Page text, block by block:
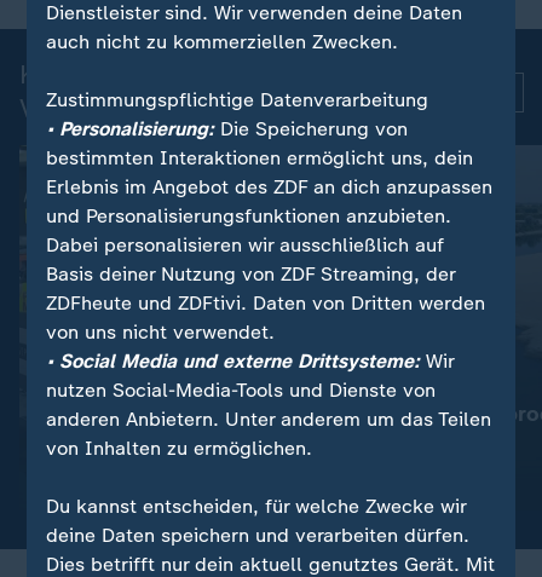
Kurznachrichten: Aktuelle
Videos
Für Reisende aus Italien
Spanien führt
Grenzkontrollen ein
Wassermangel im Po
Italien:
Dienstleister sind. Wir verwenden deine Daten
auch nicht zu kommerziellen Zwecken.
Zustimmungspflichtige Datenverarbeitung
• Personalisierung:Die Speicherung von
bestimmten Interaktionen ermöglicht uns, dein
Erlebnis im Angebot des ZDF an dich anzupassen
und Personalisierungsfunktionen anzubieten.
Dabei personalisieren wir ausschließlich auf
Basis deiner Nutzung von ZDF Streaming, der
ZDFheute und ZDFtivi. Daten von Dritten werden
von uns nicht verwendet.
• Social Media und externe Drittsysteme:Wir
nutzen Social-Media-Tools und Dienste von
anderen Anbietern. Unter anderem um das Teilen
von Inhalten zu ermöglichen.
Du kannst entscheiden, für welche Zwecke wir
deine Daten speichern und verarbeiten dürfen.
Dies betrifft nur dein aktuell genutztes Gerät. Mit